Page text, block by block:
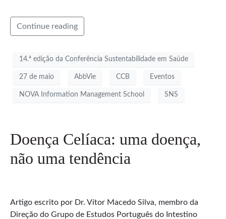
Continue reading
14.ª edição da Conferência Sustentabilidade em Saúde
27 de maio AbbVie CCB Eventos
NOVA Information Management School SNS
Doença Celíaca: uma doença,
não uma tendência
Artigo escrito por Dr. Vítor Macedo Silva, membro da
Direção do Grupo de Estudos Português do Intestino